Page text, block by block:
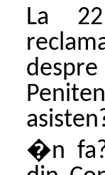
La
�n